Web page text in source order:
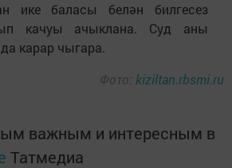
ике баласы белән билгесез
качуы ачыклана. Суд аны
карар чыгара.
Фото: kiziltan.rbsmi.ru
важным и интересным в
Татмедиа